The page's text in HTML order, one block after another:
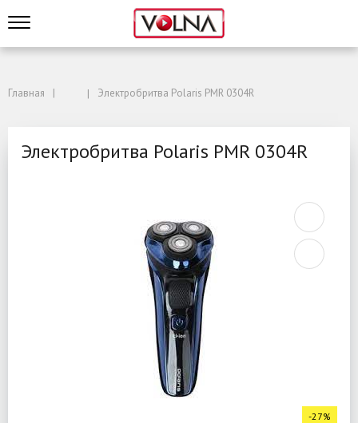
Главная Электробритва Polaris PMR 0304R
Электробритва Polaris PMR 0304R
-27%